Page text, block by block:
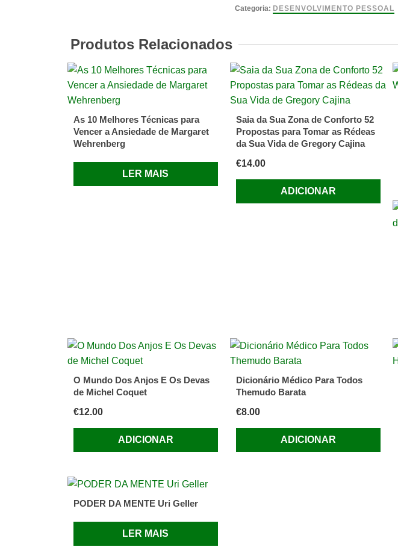
do
Autores
Categoria: DESENVOLVIMENTO PESSOAL
Produtos Relacionados
As 10 Melhores Técnicas para
Vencer a Ansiedade de Margaret
Wehrenberg
LER MAIS
Saia da Sua Zona de Conforto 52
Propostas para Tomar as Rédeas
da Sua Vida de Gregory Cajina
€14.00
ADICIONAR
O Mundo Dos Anjos E Os Devas
de Michel Coquet
€12.00
ADICIONAR
Dicionário Médico Para Todos
Themudo Barata
€8.00
ADICIONAR
PODER DA MENTE Uri Geller
LER MAIS